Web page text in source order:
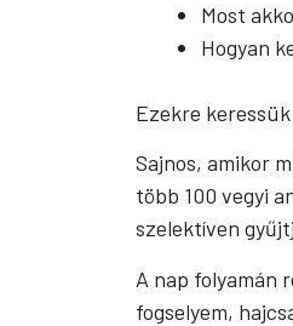
Most
Hogyan
Ezekre
Sajnos, amikor
több 100 vegyi
szelektíven
A nap folyamán
fogselyem,